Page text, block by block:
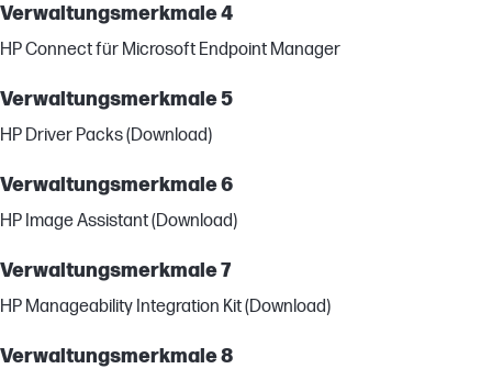
Verwaltungsmerkmale 4
HP Connect für Microsoft Endpoint Manager
Verwaltungsmerkmale 5
HP Driver Packs (Download)
Verwaltungsmerkmale 6
HP Image Assistant (Download)
Verwaltungsmerkmale 7
HP Manageability Integration Kit (Download)
Verwaltungsmerkmale 8